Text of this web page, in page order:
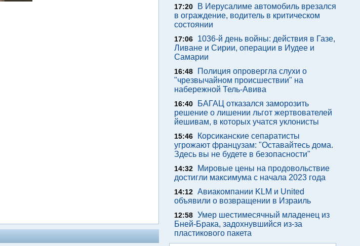
17:20
В Иерусалиме автомобиль врезался
в ограждение, водитель в критическом
состоянии
17:06
1036-й день войны: действия в Газе,
Ливане и Сирии, операции в Иудее и
Самарии
16:48
Полиция опровергла слухи о
"чрезвычайном происшествии" на
набережной Тель-Авива
16:40
БАГАЦ отказался заморозить
решение о лишении льгот жертвователей
йешивам, в которых учатся уклонисты
15:46
Корсиканские сепаратисты
угрожают французам: "Оставайтесь дома.
Здесь вы не будете в безопасности"
14:32
Мировые цены на продовольствие
достигли максимума с начала 2023 года
14:12 Авиакомпании KLM и United
объявили о возвращении в Израиль
12:58 Умер шестимесячный младенец из
Бней-Брака, задохнувшийся из-за
пластикового пакета